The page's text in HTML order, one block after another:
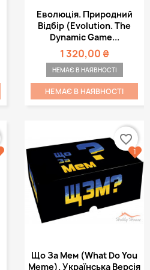
Еволюція. Природний
Відбір (Evolution. The
Dynamic Game...
1 320,00 ₴
НЕМАЄ В НАЯВНОСТІ
НЕМАЄ В НАЯВНОСТІ
Що За Мем (What Do You
Meme). Українська Версія
favorite_border
1